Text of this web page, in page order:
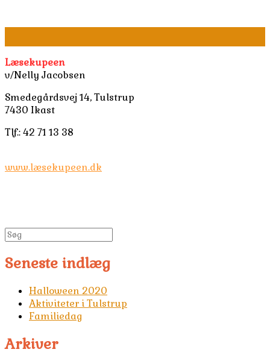
Læsekupeen
v/Nelly Jacobsen
Smedegårdsvej 14, Tulstrup
7430 Ikast
Tlf.: 42 71 13 38
www.læsekupeen.dk
Seneste indlæg
Halloween 2020
Aktiviteter i Tulstrup
Familiedag
Arkiver